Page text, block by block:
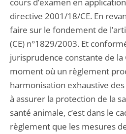
directive 2001/18/CE. En
faire sur le fondement de
(CE) n°1829/2003. Et
jurisprudence constante de la
moment où un règlement
harmonisation exhaustive
à assurer la protection de la
santé animale, c’est dans le
règlement que les mesures